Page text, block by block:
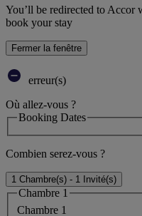
You’ll be redirected to Accor
book your stay
Fermer la fenêtre
erreur(s)
Où allez-vous ?
Booking Dates
Combien serez-vous ?
1 Chambre(s) - 1 Invité(s)
Chambre 1
Chambre 1